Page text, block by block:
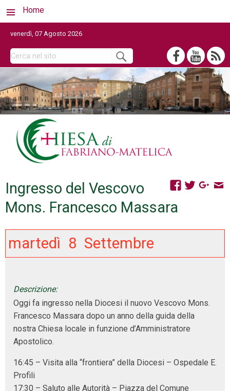
Home
venerdì, 07 Agosto 2026
Ingresso del Vescovo
Mons. Francesco Massara
martedì 8 Settembre
Descrizione:
Oggi fa ingresso nella Diocesi il nuovo Vescovo Mons.
Francesco Massara dopo un anno della guida della
nostra Chiesa locale in funzione d’Amministratore
Apostolico.
16:45 – Visita alla “frontiera” della Diocesi – Ospedale E.
Profili
17:30 – Saluto alle Autorità – Piazza del Comune